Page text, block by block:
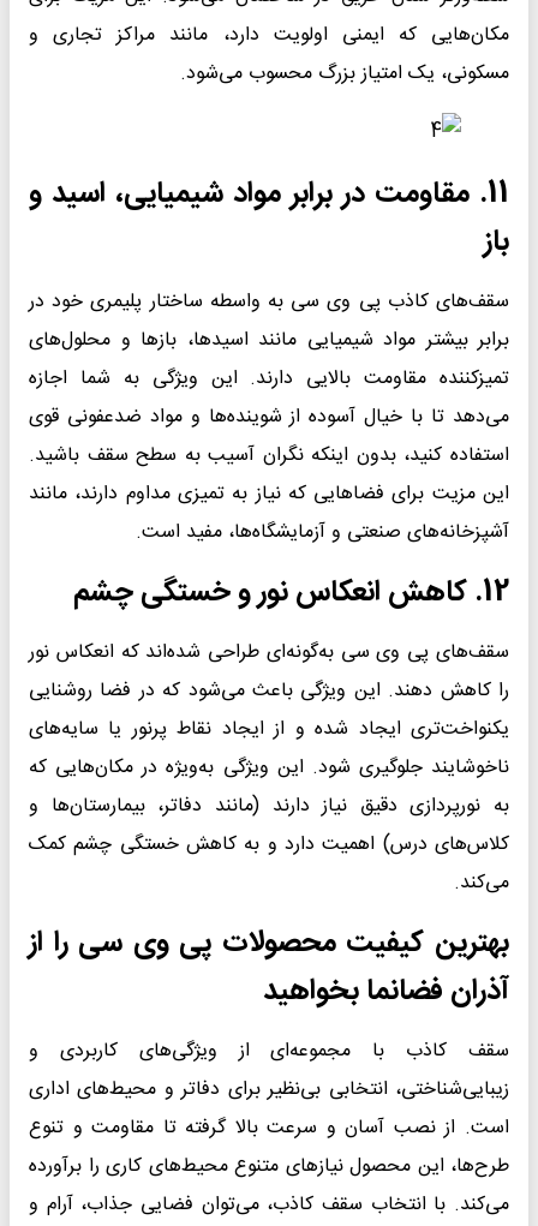
مکان‌هایی که ایمنی اولویت دارد، مانند مراکز تجاری و
مسکونی، یک امتیاز بزرگ محسوب می‌شود.
11. مقاومت در برابر مواد شیمیایی، اسید و
باز
سقف‌های کاذب پی وی سی به واسطه ساختار پلیمری خود در
برابر بیشتر مواد شیمیایی مانند اسیدها، بازها و محلول‌های
تمیزکننده مقاومت بالایی دارند. این ویژگی به شما اجازه
می‌دهد تا با خیال آسوده از شوینده‌ها و مواد ضدعفونی قوی
استفاده کنید، بدون اینکه نگران آسیب به سطح سقف باشید.
این مزیت برای فضاهایی که نیاز به تمیزی مداوم دارند، مانند
آشپزخانه‌های صنعتی و آزمایشگاه‌ها، مفید است.
12. کاهش انعکاس نور و خستگی چشم
سقف‌های پی وی سی به‌گونه‌ای طراحی شده‌اند که انعکاس نور
را کاهش ‌دهند. این ویژگی باعث می‌شود که در فضا روشنایی
یکنواخت‌تری ایجاد شده و از ایجاد نقاط پرنور یا سایه‌های
ناخوشایند جلوگیری شود. این ویژگی به‌ویژه در مکان‌هایی که
به نورپردازی دقیق نیاز دارند (مانند دفاتر، بیمارستان‌ها و
کلاس‌های درس) اهمیت دارد و به کاهش خستگی چشم کمک
می‌کند.
بهترین کیفیت محصولات پی وی سی را از
آذران فضانما بخواهید
سقف کاذب با مجموعه‌ای از ویژگی‌های کاربردی و
زیبایی‌شناختی، انتخابی بی‌نظیر برای دفاتر و محیط‌های اداری
است. از نصب آسان و سرعت بالا گرفته تا مقاومت و تنوع
طرح‌ها، این محصول نیازهای متنوع محیط‌های کاری را برآورده
می‌کند. با انتخاب سقف کاذب، می‌توان فضایی جذاب، آرام و